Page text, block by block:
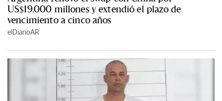
US$19.000 millones y extendió el plazo de
vencimiento a cinco años
elDiarioAR